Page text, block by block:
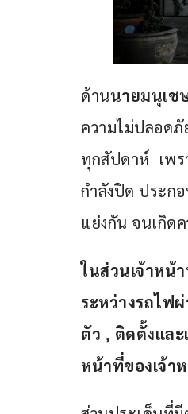
ด้านนายมนุเช
ความไม่ปลอด
ทุกสัปดาห์  เพ
กำลังปิด ประก
แย่งกัน จนเกิด
ในส่วนเจ้าหน้
ระหว่างรถไฟ
ตัว , ติดตั้งแล
หน้าที่ของเจ้